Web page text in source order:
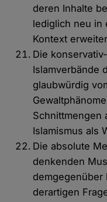
deren Inhalte
lediglich neu in
Kontext
Die
Islamverbände
glaubwürdig
Schnittmengen
Islamismus als
Die absolute
denkenden
demgegenüber
derartigen